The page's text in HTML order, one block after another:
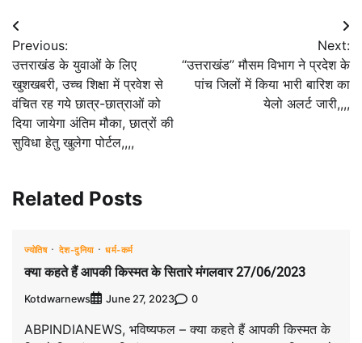
Post
navigation
Previous:
उत्तराखंड के युवाओं के लिए
खुशखबरी, उच्च शिक्षा में प्रवेश से
वंचित रह गये छात्र-छात्राओं को
दिया जायेगा अंतिम मौका, छात्रों की
सुविधा हेतु खुलेगा पोर्टल,,,,
Next:
“उत्तराखंड” मौसम विभाग ने प्रदेश के
पांच जिलों में किया भारी बारिश का
येलो अलर्ट जारी,,,,
Related Posts
ज्योतिष देश-दुनिया धर्म-कर्म
क्या कहते हैं आपकी किस्मत के सितारे मंगलवार 27/06/2023
Kotdwarnews June 27, 2023 0
ABPINDIANEWS, भविष्यफल – क्या कहते हैं आपकी किस्मत के